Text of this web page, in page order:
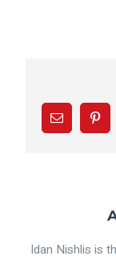
Pinterest
Email
Idan Nishlis is